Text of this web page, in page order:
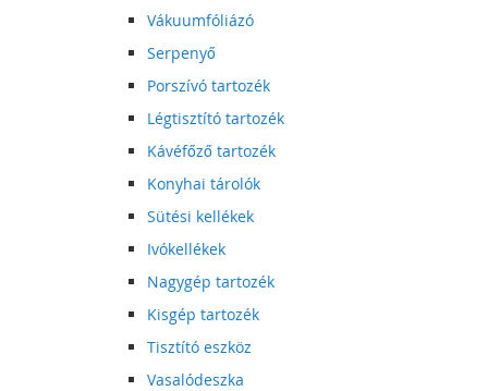
Vákuumfóliázó
Serpenyő
Porszívó tartozék
Légtisztító tartozék
Kávéfőző tartozék
Konyhai tárolók
Sütési kellékek
Ivókellékek
Nagygép tartozék
Kisgép tartozék
Tisztító eszköz
Vasalódeszka